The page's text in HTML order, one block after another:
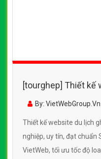
[tourghep] Thiết kế
đoàn đẹp, chuyên
By: VietWebGroup.Vn
Thiết kế website du lịch
nghiệp, uy tín, đạt chuẩn
VietWeb, tối ưu tốc độ